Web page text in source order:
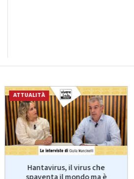
ATTUALITÀ
Hantavirus, il virus che